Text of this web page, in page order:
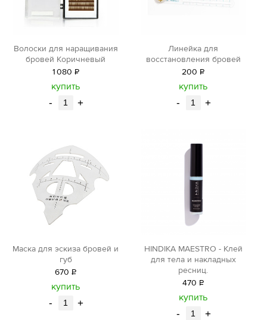
Волоски для наращивания
бровей Коричневый
1080 Р
уб.
купить
- +
Линейка для
восстановления бровей
200 Р
уб.
купить
- +
Маска для эскиза бровей и
губ
670 Р
уб.
купить
- +
HINDIKA MAESTRO - Клей
для тела и накладных
ресниц.
470 Р
уб.
купить
- +